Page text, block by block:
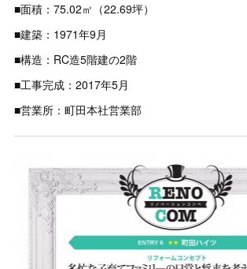
■面積：75.02㎡（22.69坪）
■建築：1971年9月
■構造：RC造5階建の2階
■工事完成：2017年5月
■営業所：町田本社営業部